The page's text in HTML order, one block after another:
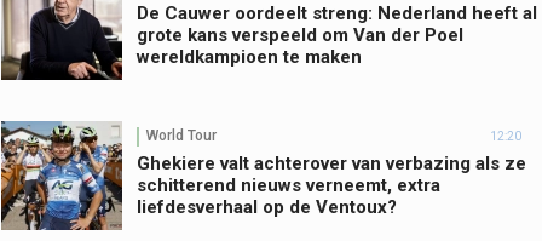
De Cauwer oordeelt streng: Nederland heeft al
grote kans verspeeld om Van der Poel
wereldkampioen te maken
World Tour 12:20
Ghekiere valt achterover van verbazing als ze
schitterend nieuws verneemt, extra
liefdesverhaal op de Ventoux?